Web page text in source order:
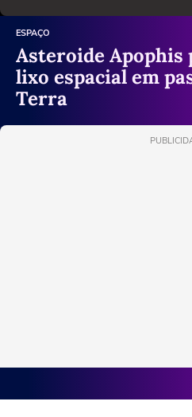
ESPAÇO
Asteroide Apophis
lixo espacial em
Terra